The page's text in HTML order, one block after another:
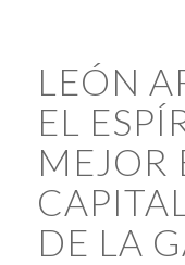
LEÓN
EL
MEJOR
DE LA